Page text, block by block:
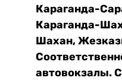
Караганда-
Караганда-
Шахан,
автовокзалы.